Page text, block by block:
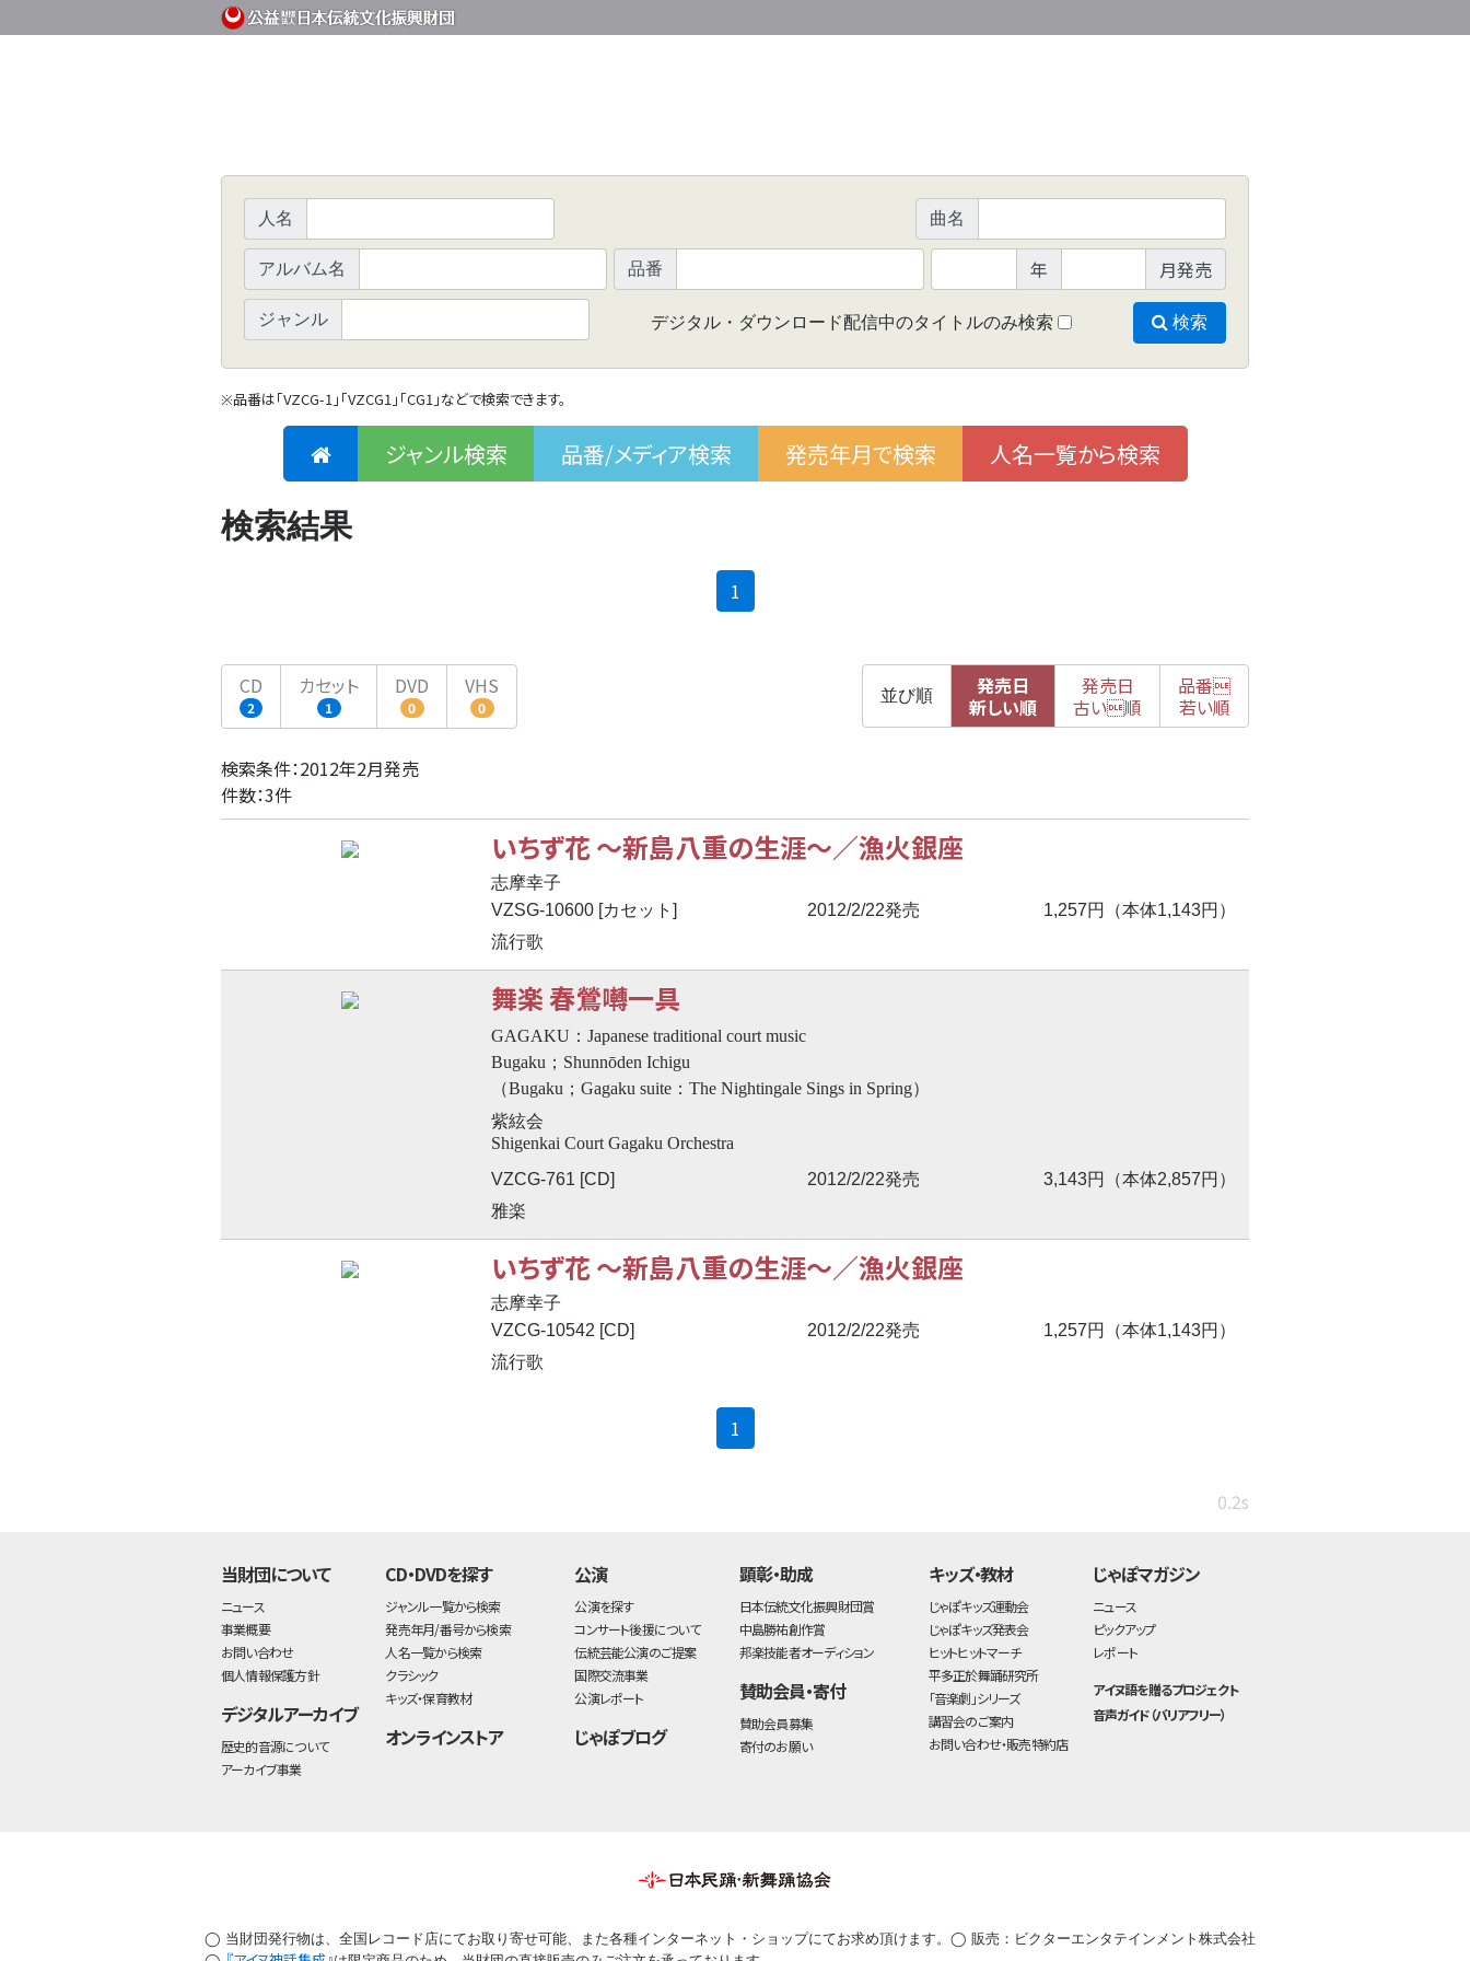
人名 曲名
アルバム名 品番 年 月発売
ジャンル デジタル・ダウンロード配信中のタイトルのみ検索 検索
※品番は「VZCG-1」「VZCG1」「CG1」などで検索できます。
ジャンル検索 品番/メディア検索 発売年月で検索 人名一覧から検索
検索結果
1
CD
2
カセット
1
DVD
0
VHS
0
並び順
発売日
新しい順
発売日
古い順
品番
若い順
検索条件：2012年2月発売
件数：3件
いちず花 ～新島八重の生涯～／漁火銀座
志摩幸子
VZSG-10600 [カセット]
2012/2/22発売
1,257円（本体1,143円）
流行歌
舞楽 春鶯囀一具
GAGAKU：Japanese traditional court music
Bugaku；Shunnōden Ichigu
（Bugaku；Gagaku suite：The Nightingale Sings in Spring）
紫絃会
Shigenkai Court Gagaku Orchestra
VZCG-761 [CD]
2012/2/22発売
3,143円（本体2,857円）
雅楽
いちず花 ～新島八重の生涯～／漁火銀座
志摩幸子
VZCG-10542 [CD]
2012/2/22発売
1,257円（本体1,143円）
流行歌
1
0.2s
当財団について
ニュース
事業概要
お問い合わせ
個人情報保護方針
デジタルアーカイブ
歴史的音源について
アーカイブ事業
CD・DVDを探す
ジャンル一覧から検索
発売年月/番号から検索
人名一覧から検索
クラシック
キッズ・保育教材
オンラインストア
公演
公演を探す
コンサート後援について
伝統芸能公演のご提案
国際交流事業
公演レポート
じゃぽブログ
顕彰・助成
日本伝統文化振興財団賞
中島勝祐創作賞
邦楽技能者オーディション
賛助会員・寄付
賛助会員募集
寄付のお願い
キッズ・教材
じゃぽキッズ運動会
じゃぽキッズ発表会
ヒットヒットマーチ
平多正於舞踊研究所
「音楽劇」シリーズ
講習会のご案内
お問い合わせ・販売特約店
じゃぽマガジン
ニュース
ピックアップ
レポート
アイヌ語を贈るプロジェクト
音声ガイド（バリアフリー）
◯ 当財団発行物は、全国レコード店にてお取り寄せ可能、また各種インターネット・ショップにてお求め頂けます。◯ 販売：ビクターエンタテインメント株式会社